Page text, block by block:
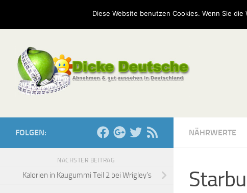
Kontakt Serien Umfragen
NÄHRWERTE
FOLGEN:
NÄCHSTER BEITRAG
Kalorien in Kaugummi Teil 2 bei Wrigley’s
Diese Website benutzen Cookies. Wenn Sie